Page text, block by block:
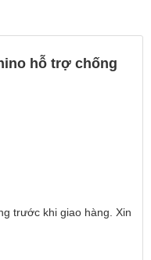
hỗ trợ chống
trước khi giao hàng. Xin